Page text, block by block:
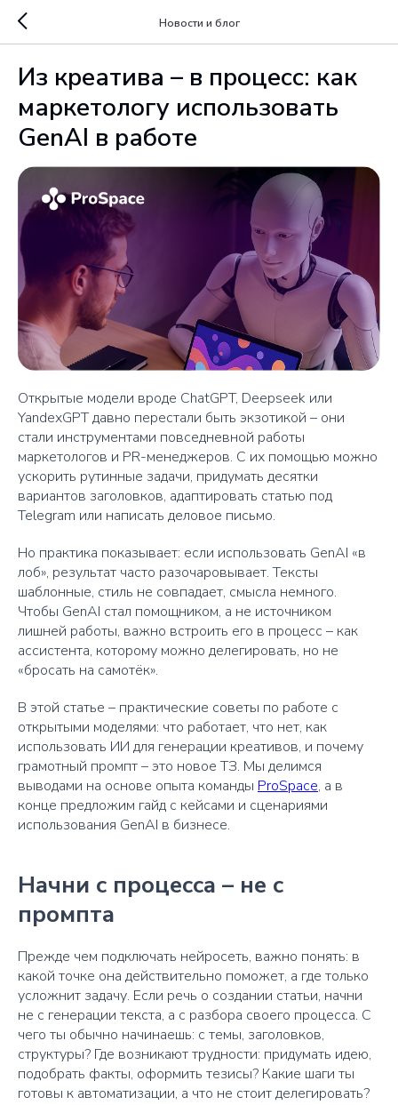
Новости и блог
Из креатива – в процесс: как
маркетологу использовать
GenAI в работе
Открытые модели вроде ChatGPT, Deepseek или
YandexGPT давно перестали быть экзотикой – они
стали инструментами повседневной работы
маркетологов и PR-менеджеров. С их помощью можно
ускорить рутинные задачи, придумать десятки
вариантов заголовков, адаптировать статью под
Telegram или написать деловое письмо.
Но практика показывает: если использовать GenAI «в
лоб», результат часто разочаровывает. Тексты
шаблонные, стиль не совпадает, смысла немного.
Чтобы GenAI стал помощником, а не источником
лишней работы, важно встроить его в процесс – как
ассистента, которому можно делегировать, но не
«бросать на самотёк».
В этой статье – практические советы по работе с
открытыми моделями: что работает, что нет, как
использовать ИИ для генерации креативов, и почему
грамотный промпт – это новое ТЗ. Мы делимся
выводами на основе опыта команды ProSpace, а в
конце предложим гайд с кейсами и сценариями
использования GenAI в бизнесе.
Начни с процесса – не с
промпта
Прежде чем подключать нейросеть, важно понять: в
какой точке она действительно поможет, а где только
усложнит задачу. Если речь о создании статьи, начни
не с генерации текста, а с разбора своего процесса. С
чего ты обычно начинаешь: с темы, заголовков,
структуры? Где возникают трудности: придумать идею,
подобрать факты, оформить тезисы? Какие шаги ты
готовы к автоматизации, а что не стоит делегировать?